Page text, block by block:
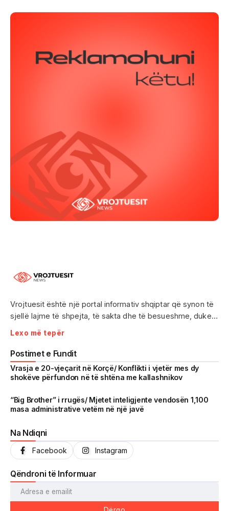
Vrojtuesit është një portal informativ shqiptar që synon të
sjellë lajme të shpejta, të sakta dhe të besueshme, duke
treguar realitetin pa çensurë. Fokus i punës sonë janë
ngjarjet e aktualitetit, problematikat sociale, denoncimet
qytetare dhe zhvillimet që prekin drejtpërdrejt jetën e
përditshme të shqiptarëve.
arritura në një kohë shumë të shkurtër, Vrojtuesit është
kthyer në një zë të fortë informimi dhe një pasqyrë reale të
Lexo më tepër
Postimet e Fundit
Vrasja e 20-vjeçarit në Korçë/ Konflikti i vjetër mes dy
shokëve përfundon në të shtëna me kallashnikov
“Big Brother” i rrugës/ Mjetet inteligjente vendosën 1,100
masa administrative vetëm në një javë
Na Ndiqni
Facebook Instagram
Qëndroni të Informuar